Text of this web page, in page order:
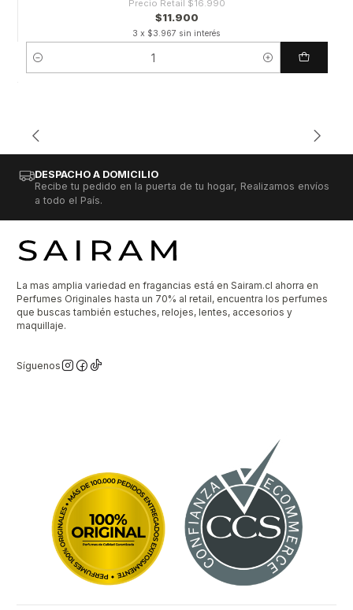
Precio Retail $16.990
$11.900
3 x $3.967 sin interés
Cantidad
DESPACHO A DOMICILIO
Recibe tu pedido en la puerta de tu hogar, Realizamos envíos
a todo el País.
La mas amplia variedad en fragancias está en Sairam.cl ahorra en
Perfumes Originales hasta un 70% al retail, encuentra los perfumes
que buscas también estuches, relojes, lentes, accesorios y
maquillaje.
Síguenos